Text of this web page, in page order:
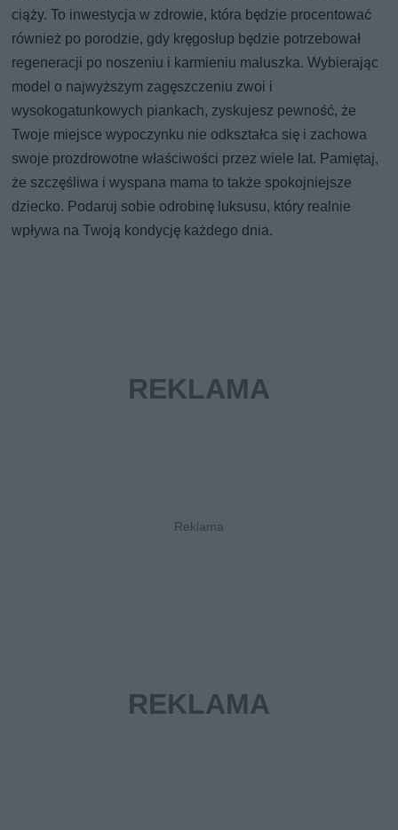
ciąży. To inwestycja w zdrowie, która będzie procentować
również po porodzie, gdy kręgosłup będzie potrzebował
regeneracji po noszeniu i karmieniu maluszka. Wybierając
model o najwyższym zagęszczeniu zwoi i
wysokogatunkowych piankach, zyskujesz pewność, że
Twoje miejsce wypoczynku nie odkształca się i zachowa
swoje prozdrowotne właściwości przez wiele lat. Pamiętaj,
że szczęśliwa i wyspana mama to także spokojniejsze
dziecko. Podaruj sobie odrobinę luksusu, który realnie
wpływa na Twoją kondycję każdego dnia.